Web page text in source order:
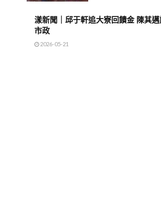
漾新聞｜邱于軒追大寮回饋金 陳其
市政
2026-05-21